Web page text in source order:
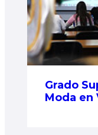
Grado
Moda en